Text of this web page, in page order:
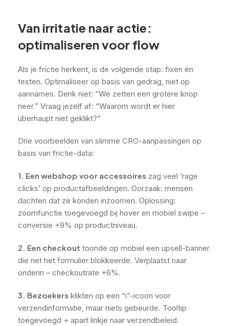
Van irritatie naar actie:
optimaliseren voor flow
Als je frictie herkent, is de volgende stap: fixen én
testen. Optimaliseer op basis van gedrag, niet op
aannames. Denk niet: “We zetten een grotere knop
neer.” Vraag jezelf af: “Waarom wordt er hier
überhaupt niet geklikt?”
Drie voorbeelden van slimme CRO-aanpassingen op
basis van frictie-data:
1. Een webshop voor accessoireszag veel ‘rage
clicks’ op productafbeeldingen. Oorzaak: mensen
dachten dat ze konden inzoomen. Oplossing:
zoomfunctie toegevoegd bij hover en mobiel swipe –
conversie +9% op productniveau.
2. Een checkout toonde op mobiel een upsell-banner
die net het formulier blokkeerde. Verplaatst naar
onderin – checkoutrate +6%.
3. Bezoekersklikten op een “i”-icoon voor
verzendinformatie, maar niets gebeurde. Tooltip
toegevoegd + apart linkje naar verzendbeleid.